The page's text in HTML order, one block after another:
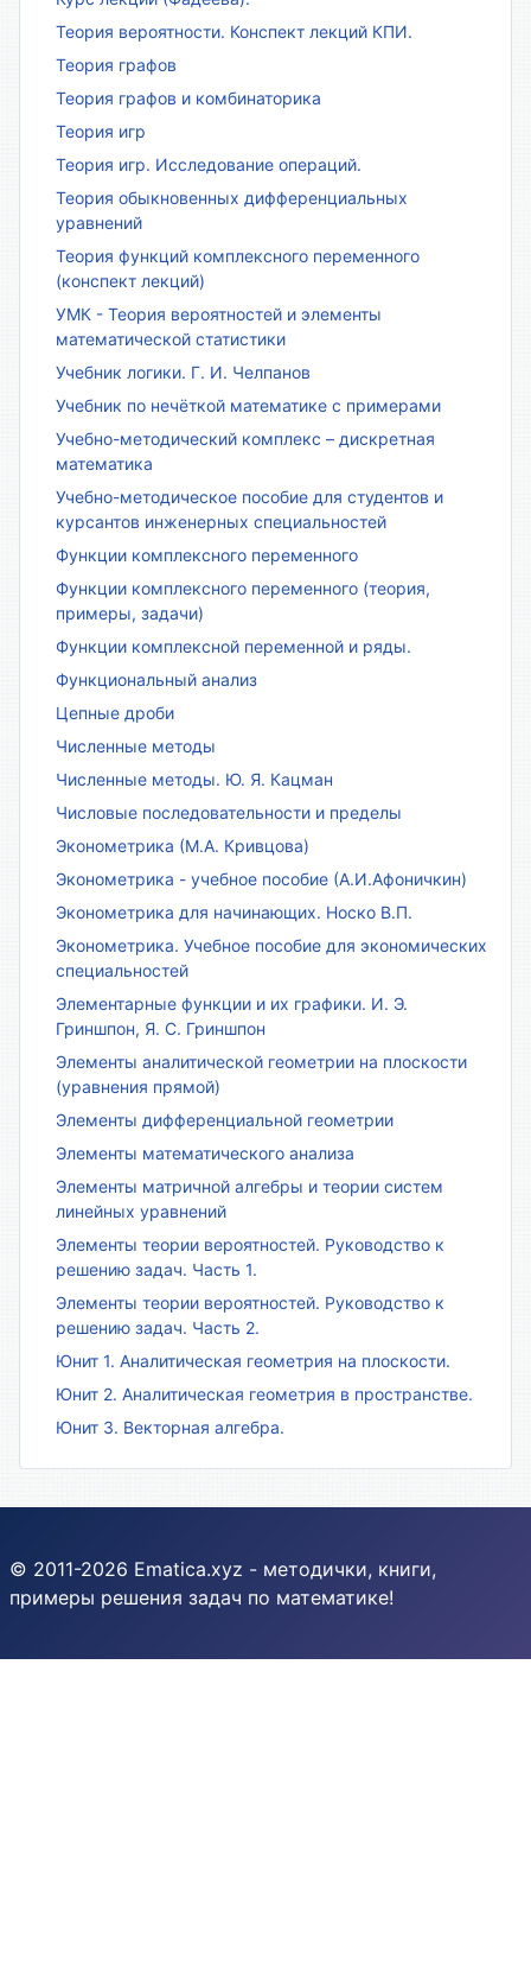
Теория вероятности. Конспект лекций КПИ.
Теория графов
Теория графов и комбинаторика
Теория игр
Теория игр. Исследование операций.
Теория обыкновенных дифференциальных
уравнений
Теория функций комплексного переменного
(конспект лекций)
УМК - Теория вероятностей и элементы
математической статистики
Учебник логики. Г. И. Челпанов
Учебник по нечёткой математике с примерами
Учебно-методический комплекс – дискретная
математика
Учебно-методическое пособие для студентов и
курсантов инженерных специальностей
Функции комплексного переменного
Функции комплексного переменного (теория,
примеры, задачи)
Функции комплексной переменной и ряды.
Функциональный анализ
Цепные дроби
Численные методы
Численные методы. Ю. Я. Кацман
Числовые последовательности и пределы
Эконометрика (М.А. Кривцова)
Эконометрика - учебное пособие (А.И.Афоничкин)
Эконометрика для начинающих. Носко В.П.
Эконометрика. Учебное пособие для экономических
специальностей
Элементарные функции и их графики. И. Э.
Гриншпон, Я. С. Гриншпон
Элементы аналитической геометрии на плоскости
(уравнения прямой)
Элементы дифференциальной геометрии
Элементы математического анализа
Элементы матричной алгебры и теории систем
линейных уравнений
Элементы теории вероятностей. Руководство к
решению задач. Часть 1.
Элементы теории вероятностей. Руководство к
решению задач. Часть 2.
Юнит 1. Аналитическая геометрия на плоскости.
Юнит 2. Аналитическая геометрия в пространстве.
Юнит 3. Векторная алгебра.
© 2011-2026 Ematica.xyz - методички, книги,
примеры решения задач по математике!